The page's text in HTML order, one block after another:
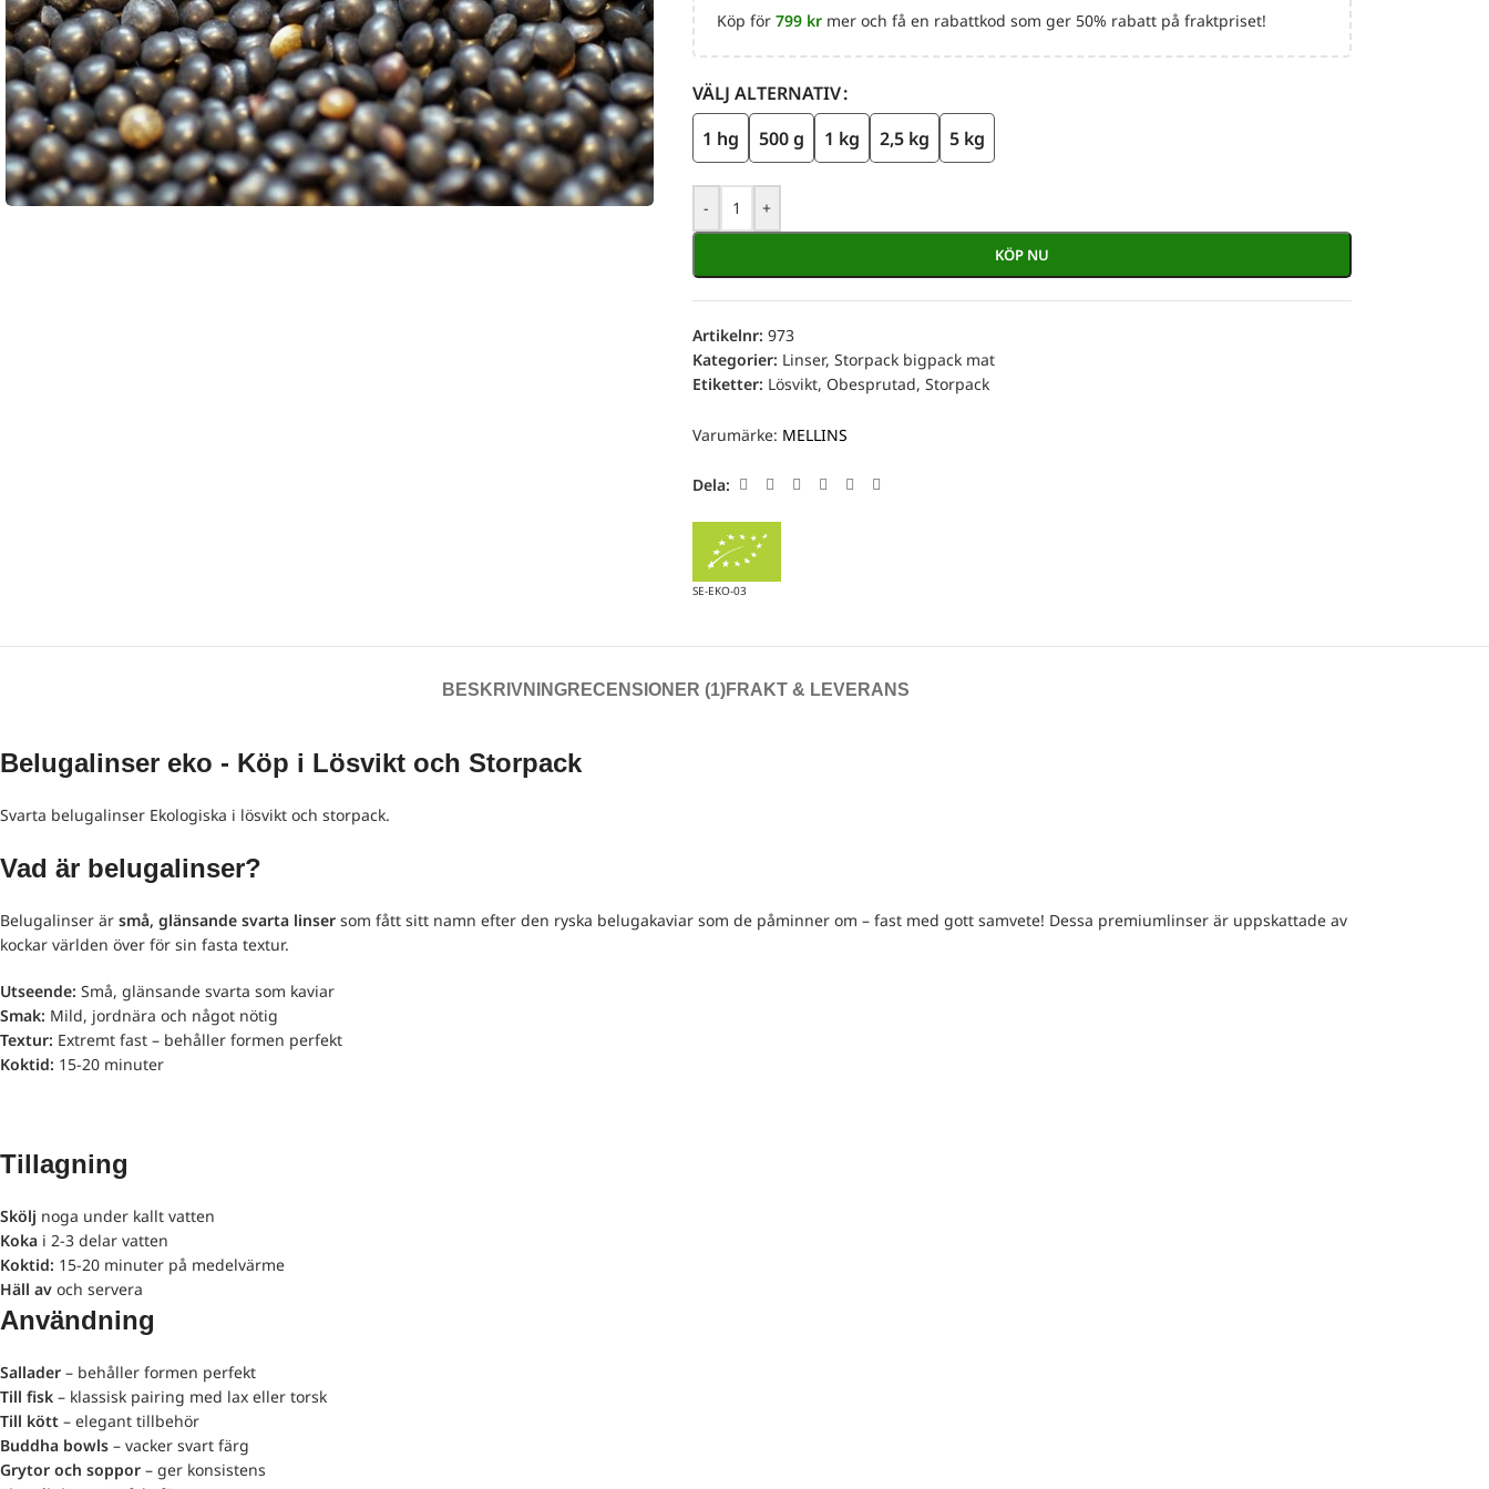
Köp för 799 krmer och få en rabattkod som ger 50% rabatt på fraktpriset!
VÄLJ ALTERNATIV
1 hg
500 g 1 kg 2,5 kg 5 kg
- +
KÖP NU
Artikelnr: 973
Kategorier: Linser, Storpack bigpack mat
Etiketter: Lösvikt, Obesprutad, Storpack
Varumärke: MELLINS
Dela:
SE-EKO-03
BESKRIVNINGRECENSIONER (1)FRAKT & LEVERANS
Belugalinser eko - Köp i Lösvikt och Storpack
Svarta belugalinser Ekologiska i lösvikt och storpack.
Vad är belugalinser?
Belugalinser är små, glänsande svarta linser som fått sitt namn efter den ryska belugakaviar som de påminner om – fast med gott samvete! Dessa premiumlinser är uppskattade av
kockar världen över för sin fasta textur.
Utseende: Små, glänsande svarta som kaviar
Smak: Mild, jordnära och något nötig
Textur: Extremt fast – behåller formen perfekt
Koktid: 15-20 minuter
Tillagning
Skölj noga under kallt vatten
Koka i 2-3 delar vatten
Koktid: 15-20 minuter på medelvärme
Häll av och servera
Användning
Sallader – behåller formen perfekt
Till fisk – klassisk pairing med lax eller torsk
Till kött – elegant tillbehör
Buddha bowls – vacker svart färg
Grytor och soppor – ger konsistens